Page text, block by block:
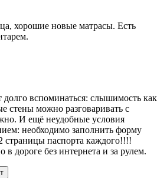
хорошие новые матрасы. Есть
долго вспоминаться: слышимость как
стены можно разговаривать с
И ещё неудобные условия
необходимо заполнить форму
страницы паспорта каждого!!!!
в дороге без интернета и за рулем.